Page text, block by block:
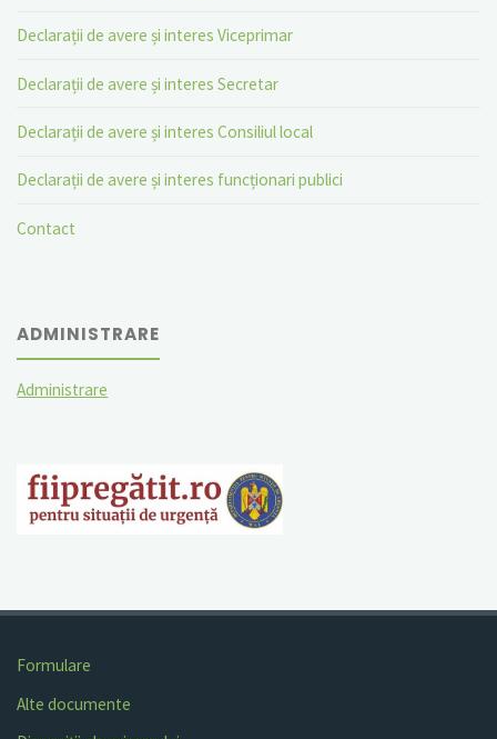
Declarații de avere și interes Viceprimar
Declarații de avere și interes Secretar
Declarații de avere și interes Consiliul local
Declarații de avere și interes funcționari publici
Contact
ADMINISTRARE
Administrare
Formulare
Alte documente